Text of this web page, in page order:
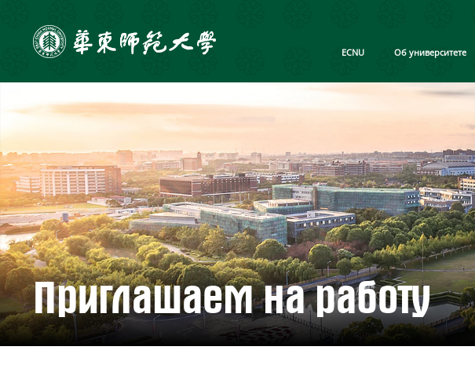
ECNU Об университете
Приглашаем на работу